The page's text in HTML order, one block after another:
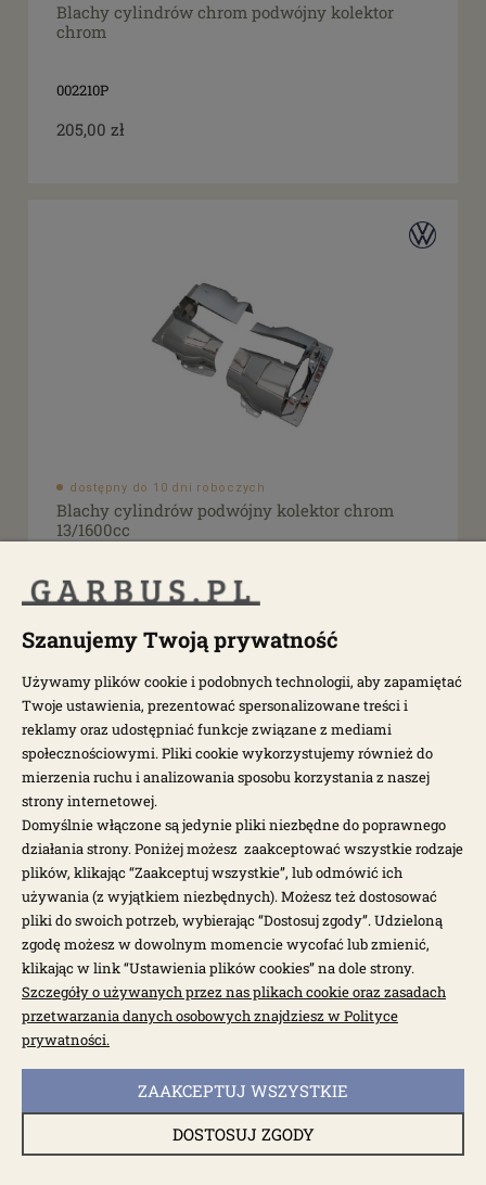
Blachy cylindrów chrom podwójny kolektor
chrom
002210P
205,00 zł
dostępny do 10 dni roboczych
Blachy cylindrów podwójny kolektor chrom
13/1600cc
2210
205,00 zł
dostępny do 10 dni roboczych
Blachy cylindrów podwójny kolektor czarne
13/1600
Szanujemy Twoją prywatność
Używamy plików cookie i podobnych technologii, aby zapamiętać
Twoje ustawienia, prezentować spersonalizowane treści i
reklamy oraz udostępniać funkcje związane z mediami
społecznościowymi. Pliki cookie wykorzystujemy również do
mierzenia ruchu i analizowania sposobu korzystania z naszej
strony internetowej.
Domyślnie włączone są jedynie pliki niezbędne do poprawnego
działania strony. Poniżej możesz zaakceptować wszystkie rodzaje
plików, klikając “Zaakceptuj wszystkie”, lub odmówić ich
używania (z wyjątkiem niezbędnych). Możesz też dostosować
pliki do swoich potrzeb, wybierając “Dostosuj zgody”. Udzieloną
zgodę możesz w dowolnym momencie wycofać lub zmienić,
klikając w link “Ustawienia plików cookies” na dole strony.
Szczegóły o używanych przez nas plikach cookie oraz zasadach
przetwarzania danych osobowych znajdziesz w Polityce
prywatności.
DOSTOSUJ ZGODY
ZAAKCEPTUJ WSZYSTKIE